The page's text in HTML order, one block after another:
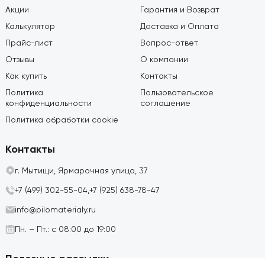
Акции
Калькулятор
Прайс-лист
Отзывы
Как купить
Политика
конфиденциальности
Политика обработки cookie
Гарантия и Возврат
Доставка и Оплата
Вопрос-ответ
О компании
Контакты
Пользовательское
соглашение
Контакты
г. Мытищи, Ярмарочная улица, 37
+7 (499) 302-55-04,+7 (925) 638-78-47
info@pilomaterialy.ru
Пн. – Пт.: с 08:00 до 19:00